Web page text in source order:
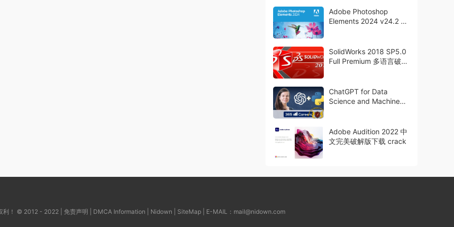
Adobe Photoshop
Elements 2024 v24.2 直
SolidWorks 2018 SP5.0
Full Premium 多语言破解
ChatGPT for Data
Science and Machine
Adobe Audition 2022 中
文完美破解版下载 crack
利！ © 2012 - 2022 | 免责声明 DMCA Information Nidown SiteMap| E-MAIL： mail@nidown.com